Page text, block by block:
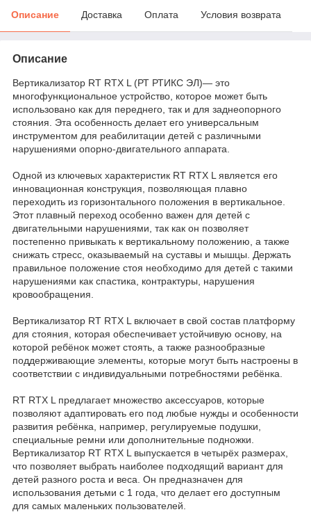
Описание Доставка Оплата Условия возврата
Описание
Вертикализатор RT RTX L (РТ РТИКС ЭЛ)— это
многофункциональное устройство, которое может быть
использовано как для переднего, так и для заднеопорного
стояния. Эта особенность делает его универсальным
инструментом для реабилитации детей с различными
нарушениями опорно-двигательного аппарата.
Одной из ключевых характеристик RT RTX L является его
инновационная конструкция, позволяющая плавно
переходить из горизонтального положения в вертикальное.
Этот плавный переход особенно важен для детей с
двигательными нарушениями, так как он позволяет
постепенно привыкать к вертикальному положению, а также
снижать стресс, оказываемый на суставы и мышцы. Держать
правильное положение стоя необходимо для детей с такими
нарушениями как спастика, контрактуры, нарушения
кровообращения.
Вертикализатор RT RTX L включает в свой состав платформу
для стояния, которая обеспечивает устойчивую основу, на
которой ребёнок может стоять, а также разнообразные
поддерживающие элементы, которые могут быть настроены в
соответствии с индивидуальными потребностями ребёнка.
RT RTX L предлагает множество аксессуаров, которые
позволяют адаптировать его под любые нужды и особенности
развития ребёнка, например, регулируемые подушки,
специальные ремни или дополнительные подножки.
Вертикализатор RT RTX L выпускается в четырёх размерах,
что позволяет выбрать наиболее подходящий вариант для
детей разного роста и веса. Он предназначен для
использования детьми с 1 года, что делает его доступным
для самых маленьких пользователей.